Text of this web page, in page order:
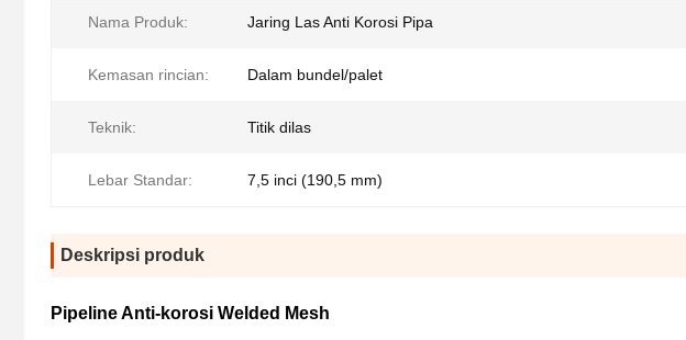
Nama Produk: Jaring Las Anti Korosi Pipa
Kemasan rincian: Dalam bundel/palet
Teknik: Titik dilas
Lebar Standar: 7,5 inci (190,5 mm)
Deskripsi produk
Pipeline Anti-korosi Welded Mesh